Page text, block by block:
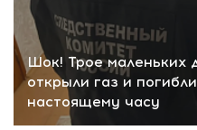
Шок! Трое маленьких
открыли газ и
настоящему часу